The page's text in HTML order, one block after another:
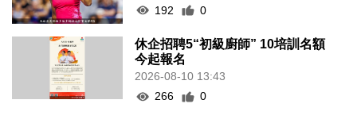
192
0
休企招聘5“初級廚師” 10培訓名額
今起報名
2026-08-10 13:43
266
0